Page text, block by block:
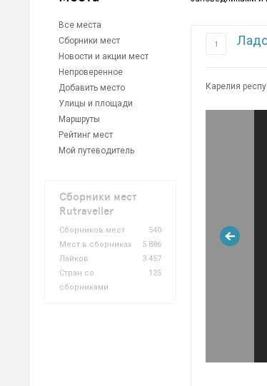
Все места
Сборники мест
Новости и акции мест
Непроверенное
Добавить место
Улицы и площади
Маршруты
Рейтинг мест
Мой путеводитель
Сборники мест
Rutraveller
Сборников мест
540
Мест в сборниках
5 886
Лайков
3 457
Стран со
сборниками
125
1
Карелия